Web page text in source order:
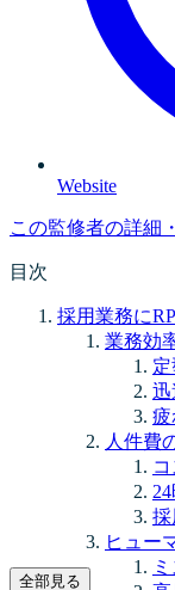
Website
この監修者の詳細
目次
採用業務に
業務効
迅
疲
人件費
採
ヒュー
全部見る